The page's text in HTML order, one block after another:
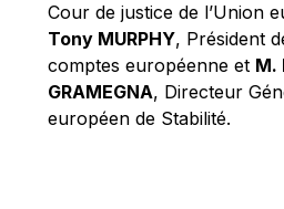
Vassilios Skouris
Vítor Manuel da Silva
Viviane Reding
Walter Hagg
Cour de justice de l’Union
Tony MURPHY, Président
comptes européenne et M.
GRAMEGNA, Directeur
européen de Stabilité.